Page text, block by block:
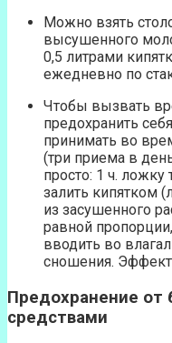
Можно взять
высушенного
0,5 литрами
ежедневно по
Чтобы вызвать
предохранить
принимать во
(три приема в
просто: 1 ч.
залить кипятком
из засушенного
равной
вводить во
сношения. Эффект
Предохранение
средствами